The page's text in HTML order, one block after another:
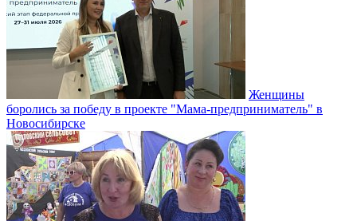
Женщины
боролись за победу в проекте "Мама-предприниматель" в
Новосибирске